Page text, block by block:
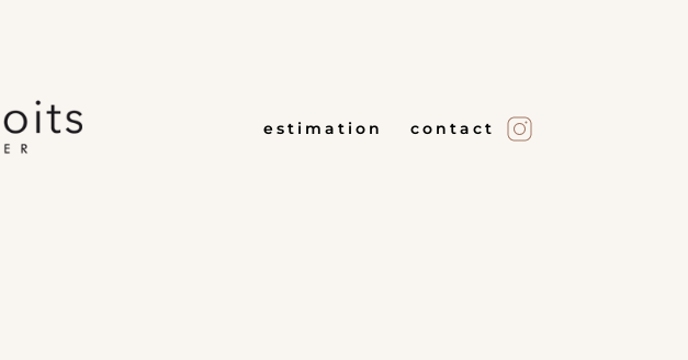
estimation contact